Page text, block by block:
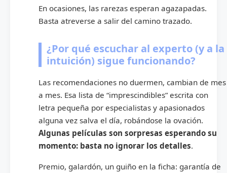
En ocasiones, las rarezas esperan agazapadas.
Basta atreverse a salir del camino trazado.
¿Por qué escuchar al experto (y a la
intuición) sigue funcionando?
Las recomendaciones no duermen, cambian de mes
a mes. Esa lista de “imprescindibles” escrita con
letra pequeña por especialistas y apasionados
alguna vez salva el día, robándose la ovación.
Algunas películas son sorpresas esperando su
momento: basta no ignorar los detalles.
Premio, galardón, un guiño en la ficha: garantía de